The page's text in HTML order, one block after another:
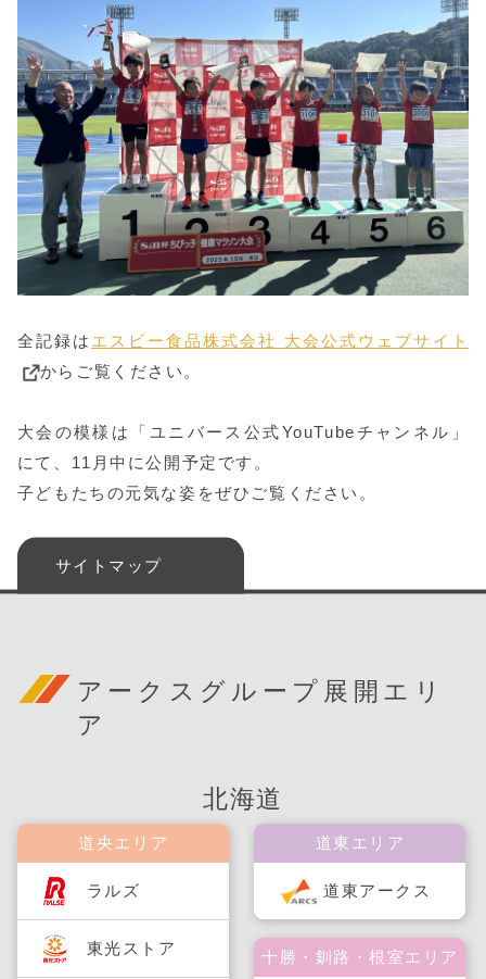
全記録は エスビー食品株式会社 大会公式ウェブサイト
からご覧ください。
大会の模様は「ユニバース公式YouTubeチャンネル」
にて、11月中に公開予定です。
子どもたちの元気な姿をぜひご覧ください。
サイトマップ
アークスグループ展開エリ
ア
北海道
道央エリア
ラルズ
東光ストア
道東エリア
道東アークス
十勝・釧路・根室エリア